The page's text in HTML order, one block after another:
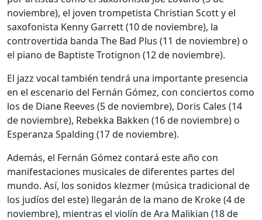
noviembre), el joven trompetista Christian Scott y el
saxofonista Kenny Garrett (10 de noviembre), la
controvertida banda The Bad Plus (11 de noviembre) o
el piano de Baptiste Trotignon (12 de noviembre).
El jazz vocal también tendrá una importante presencia
en el escenario del Fernán Gómez, con conciertos como
los de Diane Reeves (5 de noviembre), Doris Cales (14
de noviembre), Rebekka Bakken (16 de noviembre) o
Esperanza Spalding (17 de noviembre).
Además, el Fernán Gómez contará este año con
manifestaciones musicales de diferentes partes del
mundo. Así, los sonidos klezmer (música tradicional de
los judíos del este) llegarán de la mano de Kroke (4 de
noviembre), mientras el violín de Ara Malikian (18 de